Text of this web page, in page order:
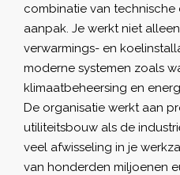
combinatie van
aanpak. Je werkt niet
verwarmings- en
moderne systemen zoals
klimaatbeheersing en
De organisatie werkt aan
utiliteitsbouw als de
veel afwisseling in je
van honderden miljoenen